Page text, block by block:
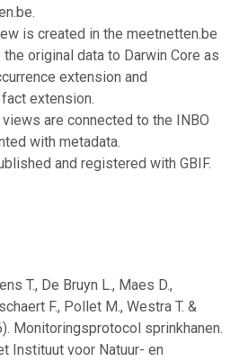
is created in the meetnetten.be
original data to Darwin Core as
extension and
extension.
are connected to the INBO
with metadata.
and registered with GBIF.
T., De Bruyn L., Maes D.,
F., Pollet M., Westra T. &
Monitoringsprotocol sprinkhanen.
Instituut voor Natuur- en